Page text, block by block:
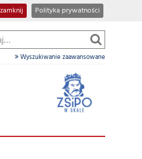
Polityka prywatności
Wyszukiwanie zaawansowane